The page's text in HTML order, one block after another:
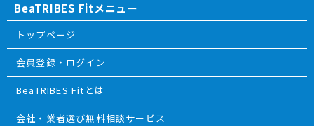
BeaTRIBES Fitメニュー
トップページ
会員登録・ログイン
BeaTRIBES Fitとは
会社・業者選び無料相談サービス